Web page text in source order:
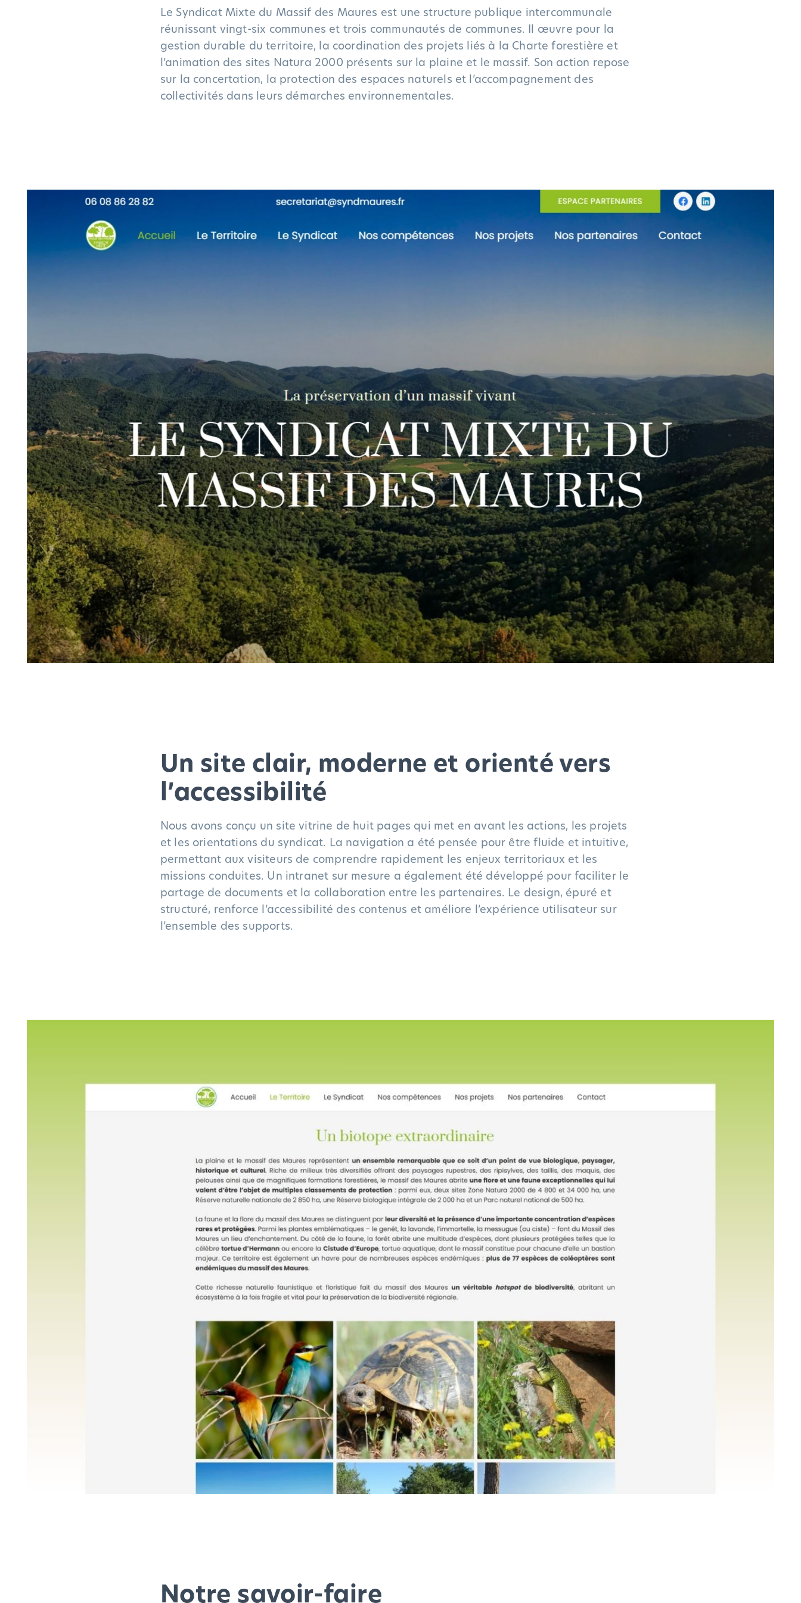
Le Syndicat Mixte du Massif des Maures est une structure publique intercommunale
réunissant vingt-six communes et trois communautés de communes. Il œuvre pour la
gestion durable du territoire, la coordination des projets liés à la Charte forestière et
l’animation des sites Natura 2000 présents sur la plaine et le massif. Son action repose
sur la concertation, la protection des espaces naturels et l’accompagnement des
collectivités dans leurs démarches environnementales.
Un site clair, moderne et orienté vers
l’accessibilité
Nous avons conçu un site vitrine de huit pages qui met en avant les actions, les projets
et les orientations du syndicat. La navigation a été pensée pour être fluide et intuitive,
permettant aux visiteurs de comprendre rapidement les enjeux territoriaux et les
missions conduites. Un intranet sur mesure a également été développé pour faciliter le
partage de documents et la collaboration entre les partenaires. Le design, épuré et
structuré, renforce l’accessibilité des contenus et améliore l’expérience utilisateur sur
l’ensemble des supports.
Notre savoir-faire